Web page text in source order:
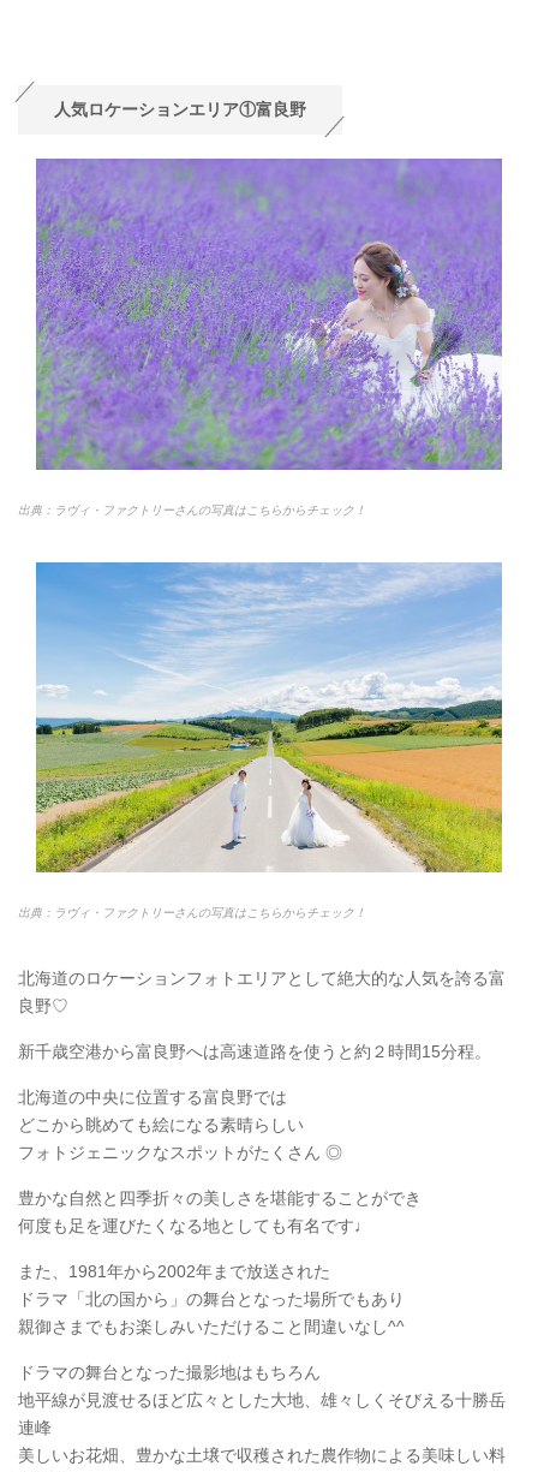
人気ロケーションエリア①富良野
出典：ラヴィ・ファクトリーさんの写真はこちらからチェック！
出典：ラヴィ・ファクトリーさんの写真はこちらからチェック！
北海道のロケーションフォトエリアとして絶大的な人気を誇る富
良野♡
新千歳空港から富良野へは高速道路を使うと約２時間15分程。
北海道の中央に位置する富良野では
どこから眺めても絵になる素晴らしい
フォトジェニックなスポットがたくさん ◎
豊かな自然と四季折々の美しさを堪能することができ
何度も足を運びたくなる地としても有名です♩
また、1981年から2002年まで放送された
ドラマ「北の国から」の舞台となった場所でもあり
親御さまでもお楽しみいただけること間違いなし^^
ドラマの舞台となった撮影地はもちろん
地平線が見渡せるほど広々とした大地、雄々しくそびえる十勝岳
連峰
美しいお花畑、豊かな土壌で収穫された農作物による美味しい料